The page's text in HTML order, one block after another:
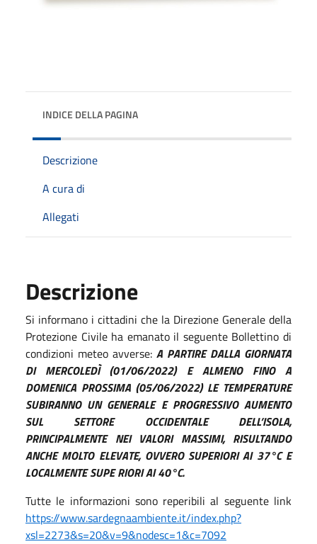
INDICE DELLA PAGINA
Descrizione
A cura di
Allegati
Descrizione
Si informano i cittadini che la Direzione Generale della
Protezione Civile ha emanato il seguente Bollettino di
condizioni meteo avverse: A PARTIRE DALLA GIORNATA
DI MERCOLEDÌ (01/06/2022) E ALMENO FINO A
DOMENICA PROSSIMA (05/06/2022) LE TEMPERATURE
SUBIRANNO UN GENERALE E PROGRESSIVO AUMENTO
SUL SETTORE OCCIDENTALE DELL’ISOLA,
PRINCIPALMENTE NEI VALORI MASSIMI, RISULTANDO
ANCHE MOLTO ELEVATE, OVVERO SUPERIORI AI 37°C E
LOCALMENTE SUPE RIORI AI 40°C.
Tutte le informazioni sono reperibili al seguente link
https://www.sardegnaambiente.it/index.php?
xsl=2273&s=20&v=9&nodesc=1&c=7092